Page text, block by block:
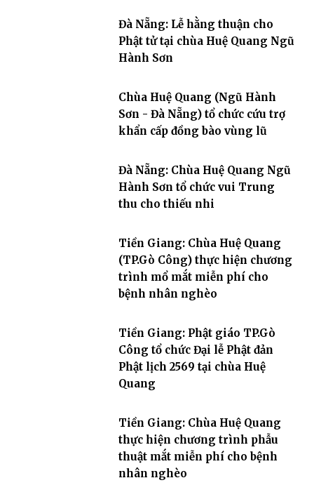
Đà Nẵng: Lễ hằng thuận cho
Phật tử tại chùa Huệ Quang Ngũ
Hành Sơn
Chùa Huệ Quang (Ngũ Hành
Sơn - Đà Nẵng) tổ chức cứu trợ
khẩn cấp đồng bào vùng lũ
Đà Nẵng: Chùa Huệ Quang Ngũ
Hành Sơn tổ chức vui Trung
thu cho thiếu nhi
Tiền Giang: Chùa Huệ Quang
(TP.Gò Công) thực hiện chương
trình mổ mắt miễn phí cho
bệnh nhân nghèo
Tiền Giang: Phật giáo TP.Gò
Công tổ chức Đại lễ Phật đản
Phật lịch 2569 tại chùa Huệ
Quang
Tiền Giang: Chùa Huệ Quang
thực hiện chương trình phẫu
thuật mắt miễn phí cho bệnh
nhân nghèo